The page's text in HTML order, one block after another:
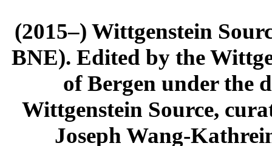
(2015–) Wittgenstein
BNE). Edited by the
of Bergen under the
Wittgenstein Source,
Joseph Wang-